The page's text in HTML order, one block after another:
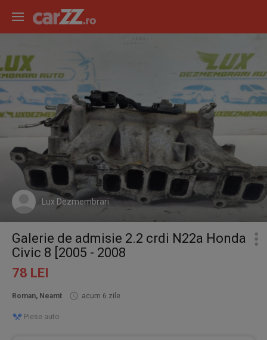
Lux Dezmembrari
Galerie de admisie 2.2 crdi N22a Honda
Civic 8 [2005 - 2008
78 LEI
Roman, Neamt acum 6 zile
Piese auto